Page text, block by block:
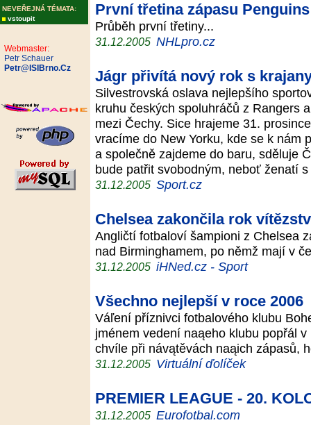
NEVEŘEJNÁ TÉMATA:
vstoupit
Webmaster:
Petr Schauer
Petr@ISIBrno.Cz
První třetina zápasu
Průběh první třetiny...
31.12.2005 NHLpro.cz
Jágr přivítá nový rok s
Silvestrovská oslava nejlepšího
kruhu českých spoluhráčů z Rangers
mezi Čechy. Sice hrajeme 31.
vracíme do New Yorku, kde se k nám
a společně zajdeme do baru, sděluje
bude patřit svobodným, neboť ženatí
31.12.2005 Sport.cz
Chelsea zakončila rok
Angličtí fotbaloví šampioni z Chelsea
nad Birminghamem, po němž mají v
31.12.2005 iHNed.cz - Sport
Všechno nejlepší v roce 2006
Váľení příznivci fotbalového klubu
jménem vedení naąeho klubu popřál
chvíle při návątěvách naąich zápasů,
31.12.2005 Virtuální ďolíček
PREMIER LEAGUE - 20.
31.12.2005 Eurofotbal.com